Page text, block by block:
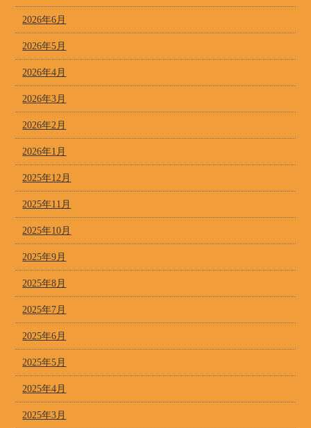
2026年6月
2026年5月
2026年4月
2026年3月
2026年2月
2026年1月
2025年12月
2025年11月
2025年10月
2025年9月
2025年8月
2025年7月
2025年6月
2025年5月
2025年4月
2025年3月